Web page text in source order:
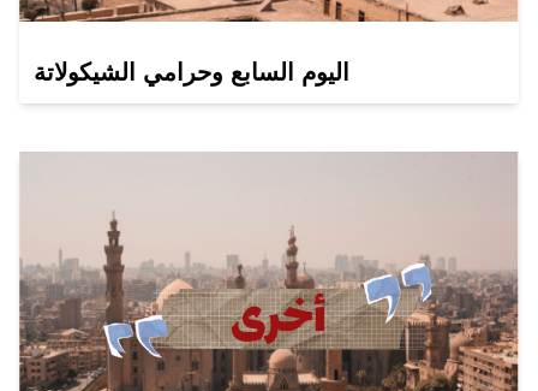
اليوم السابع وحرامي الشيكولاتة